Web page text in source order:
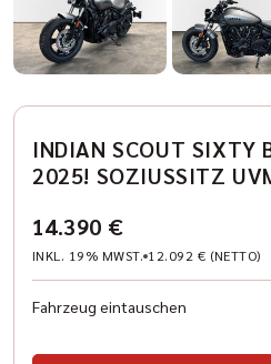
INDIAN SCOUT SIXTY
2025! SOZIUSSITZ
14.390 €
INKL. 19% MWST. 12.092 € (NETTO)
Fahrzeug eintauschen